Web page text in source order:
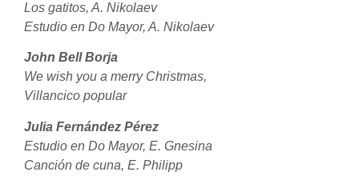
Los gatitos, A. Nikolaev
Estudio en Do Mayor, A. Nikolaev
John Bell Borja
We wish you a merry Christmas,
Villancico popular
Julia Fernández Pérez
Estudio en Do Mayor, E. Gnesina
Canción de cuna, E. Philipp